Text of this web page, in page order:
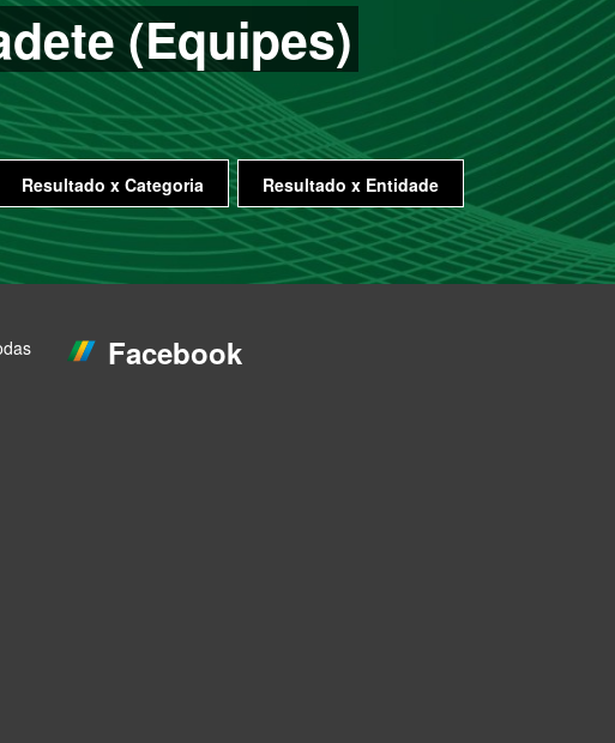
(Equipes)
Resultado x Categoria
Resultado x Entidade
Facebook